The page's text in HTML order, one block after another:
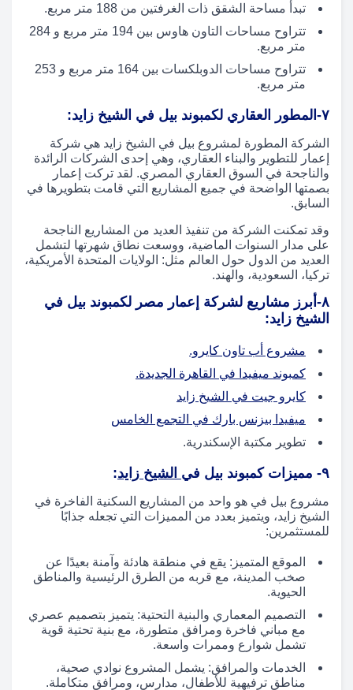
تبدأ مساحة الشقق ذات الغرفتين من 188 متر مربع.
تتراوح مساحات التاون هاوس بين 194 متر مربع و 284
متر مربع.
تتراوح مساحات الدوبلكسات بين 164 متر مربع و 253
متر مربع.
٧- المطور العقاري لكمبوند بيل في الشيخ زايد:
الشركة المطورة لمشروع بيل في الشيخ زايد هي شركة
إعمار للتطوير والبناء العقاري، وهي إحدى الشركات الرائدة
والناجحة في السوق العقاري المصري. لقد تركت إعمار
بصمتها الواضحة في جميع المشاريع التي قامت بتطويرها في
السابق.
وقد تمكنت الشركة من تنفيذ العديد من المشاريع الناجحة
على مدار السنوات الماضية، ووسعت نطاق شهرتها لتشمل
العديد من الدول حول العالم مثل: الولايات المتحدة الأمريكية،
تركيا، السعودية، والهند.
٨- أبرز مشاريع لشركة إعمار مصر لكمبوند بيل في
الشيخ زايد:
مشروع أب تاون كايرو.
كمبوند ميفيدا في القاهرة الجديدة.
كايرو جيت في الشيخ زايد
ميفيدا بيزنس بارك في التجمع الخامس
تطوير مكتبة الإسكندرية.
٩- مميزات كمبوند بيل في الشيخ زايد:
مشروع بيل في هو واحد من المشاريع السكنية الفاخرة في
الشيخ زايد، ويتميز بعدد من المميزات التي تجعله جذابًا
للمستثمرين:
الموقع المتميز: يقع في منطقة هادئة وآمنة بعيدًا عن
صخب المدينة، مع قربه من الطرق الرئيسية والمناطق
الحيوية.
التصميم المعماري والبنية التحتية: يتميز بتصميم عصري
مع مباني فاخرة ومرافق متطورة، مع بنية تحتية قوية
تشمل شوارع وممرات واسعة.
الخدمات والمرافق: يشمل المشروع نوادي صحية،
مناطق ترفيهية للأطفال، مدارس، ومرافق متكاملة.